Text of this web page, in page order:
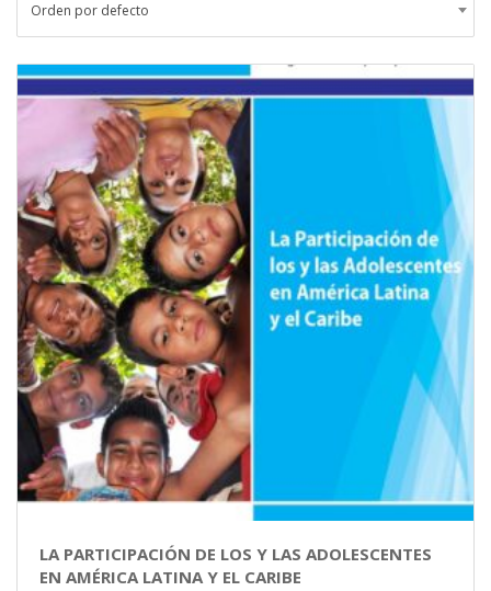
Orden por defecto
LA PARTICIPACIÓN DE LOS Y LAS ADOLESCENTES
EN AMÉRICA LATINA Y EL CARIBE